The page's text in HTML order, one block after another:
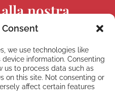
Consent
we use technologies like
information. Consenting
us to process data such as
on this site. Not consenting or
affect certain features
nostra